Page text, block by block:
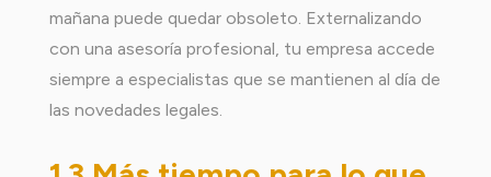
mañana puede quedar obsoleto. Externalizando
con una asesoría profesional, tu empresa accede
siempre a especialistas que se mantienen al día de
las novedades legales.